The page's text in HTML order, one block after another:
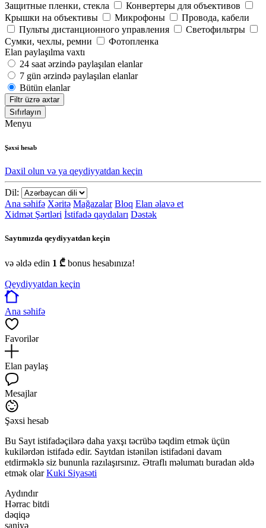
Защитные пленки, стекла
Конвертеры для объективов
Крышки на объективы
Микрофоны
Провода, кабели
Пульты дистанционного управления
Светофильтры
Сумки, чехлы, ремни
Фотопленка
Elan paylaşılma vaxtı
24 saat ərzində paylaşılan elanlar
7 gün ərzində paylaşılan elanlar
Bütün elanlar
Filtr üzrə axtar
Sıfırlayın
Menyu
Şəxsi hesab
Daxil olun və ya qeydiyyatdan keçin
Dil:
Ana səhifə Xəritə Mağazalar Bloq Elan əlavə et
Xidmət Şərtləri İstifadə qaydaları Dəstək
Saytımızda qeydiyyatdan keçin
və əldə edin 1 ₾ bonus hesabınıza!
Qeydiyyatdan keçin
Ana səhifə
Favorilər
Elan paylaş
Mesajlar
Şəxsi hesab
Bu Sayt istifadəçilərə daha yaxşı təcrübə təqdim etmək üçün
kukilərdən istifadə edir. Saytdan istənilən istifadəni davam
etdirməklə siz bununla razılaşırsınız. Ətraflı məlumatı buradan əldə
etmək olarKuki Siyasəti
Aydındır
Hərrac bitdi
dəqiqə
saniyə